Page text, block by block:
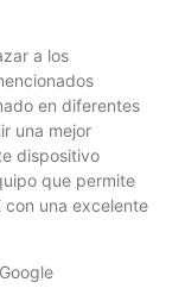
a los
en diferentes
una mejor
dispositivo
que permite
con una excelente